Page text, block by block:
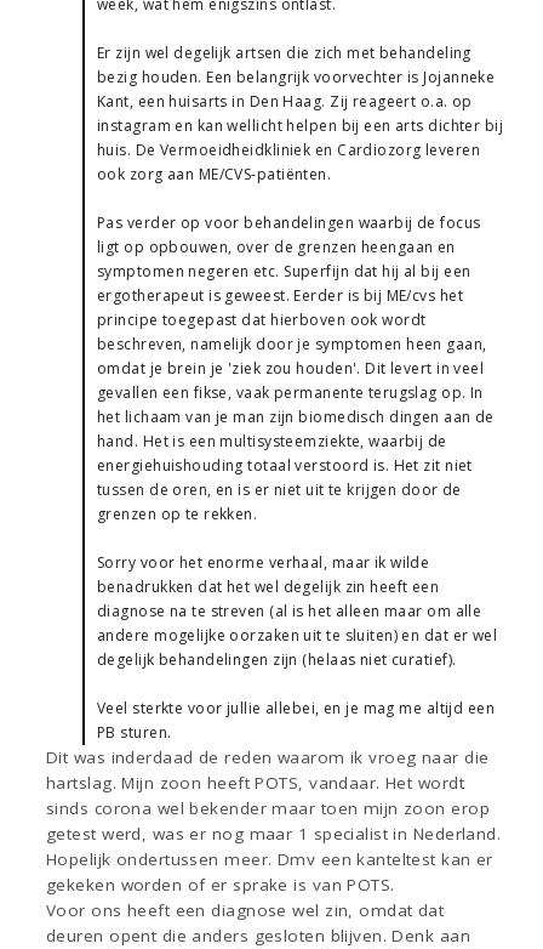
week, wat hem enigszins ontlast.
Er zijn wel degelijk artsen die zich met behandeling
bezig houden. Een belangrijk voorvechter is Jojanneke
Kant, een huisarts in Den Haag. Zij reageert o.a. op
instagram en kan wellicht helpen bij een arts dichter bij
huis. De Vermoeidheidkliniek en Cardiozorg leveren
ook zorg aan ME/CVS-patiënten.
Pas verder op voor behandelingen waarbij de focus
ligt op opbouwen, over de grenzen heengaan en
symptomen negeren etc. Superfijn dat hij al bij een
ergotherapeut is geweest. Eerder is bij ME/cvs het
principe toegepast dat hierboven ook wordt
beschreven, namelijk door je symptomen heen gaan,
omdat je brein je 'ziek zou houden'. Dit levert in veel
gevallen een fikse, vaak permanente terugslag op. In
het lichaam van je man zijn biomedisch dingen aan de
hand. Het is een multisysteemziekte, waarbij de
energiehuishouding totaal verstoord is. Het zit niet
tussen de oren, en is er niet uit te krijgen door de
grenzen op te rekken.
Sorry voor het enorme verhaal, maar ik wilde
benadrukken dat het wel degelijk zin heeft een
diagnose na te streven (al is het alleen maar om alle
andere mogelijke oorzaken uit te sluiten) en dat er wel
degelijk behandelingen zijn (helaas niet curatief).
Veel sterkte voor jullie allebei, en je mag me altijd een
PB sturen.
Dit was inderdaad de reden waarom ik vroeg naar die
hartslag. Mijn zoon heeft POTS, vandaar. Het wordt
sinds corona wel bekender maar toen mijn zoon erop
getest werd, was er nog maar 1 specialist in Nederland.
Hopelijk ondertussen meer. Dmv een kanteltest kan er
gekeken worden of er sprake is van POTS.
Voor ons heeft een diagnose wel zin, omdat dat
deuren opent die anders gesloten blijven. Denk aan